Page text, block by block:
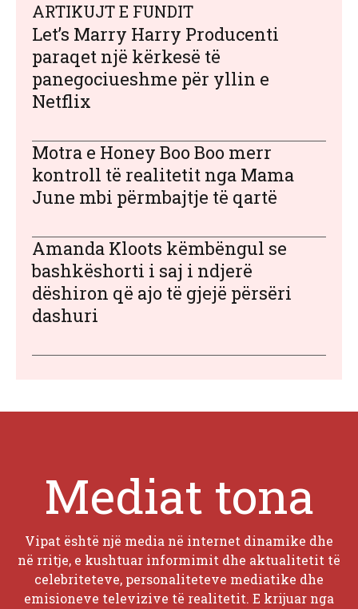
ARTIKUJT E FUNDIT
Let’s Marry Harry Producenti
paraqet një kërkesë të
panegociueshme për yllin e
Netflix
Motra e Honey Boo Boo merr
kontroll të realitetit nga Mama
June mbi përmbajtje të qartë
Amanda Kloots këmbëngul se
bashkëshorti i saj i ndjerë
dëshiron që ajo të gjejë përsëri
dashuri
Mediat tona
Vipat është një media në internet dinamike dhe
në rritje, e kushtuar informimit dhe aktualitetit të
celebriteteve, personaliteteve mediatike dhe
emisioneve televizive të realitetit. E krijuar nga